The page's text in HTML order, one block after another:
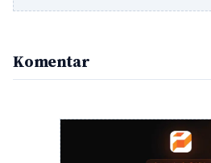
Komentar